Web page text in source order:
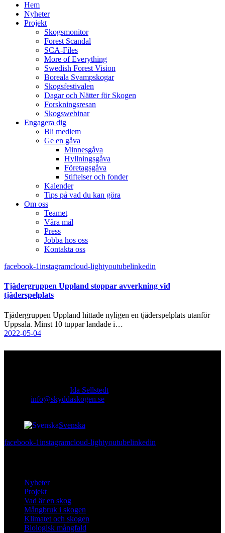
Hem
Nyheter
Projekt
Skogsmonitor
Forest Scandal
SCA-Files
More of Everything
Swedish Forest Vision
Boreala Svampskogar
Skogsfestivalen
Dagar och Nätter för Skogen
Forskningsresan
Skogswebinar
Engagera dig
Bli medlem
Ge en gåva
Minnesgåva
Hyllningsgåva
Företagsgåva
Stiftelser och fonder
Kalender
Tips på vad du kan göra
Om oss
Teamet
Våra mål​
Press
Jobba hos oss
Kontakta oss
facebook-1instagramcloud-lightyoutubelinkedin
Tjädergruppen Uppland stoppar avverkning vid
tjäderspelplats
Tjädergruppen Uppland hittade nyligen en tjäderspelplats utanför
Uppsala. Minst 10 tuppar landade i…
2022-05-04
Ida Sellstedt
info@skyddaskogen.se
Svenska
facebook-1instagramcloud-lightyoutubelinkedin
Nyheter
Projekt
Vad är en skog
Mångbruk i skogen
Klimatet och skogen
Biologisk mångfald